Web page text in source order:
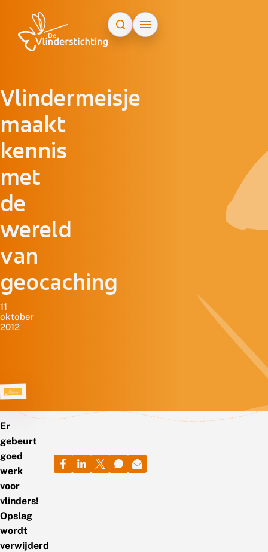
Vlindermeisje
maakt
kennis
met
de
wereld
van
geocaching
11
oktober
2012
Er
gebeurt
goed
werk
voor
vlinders!
Opslag
wordt
verwijderd